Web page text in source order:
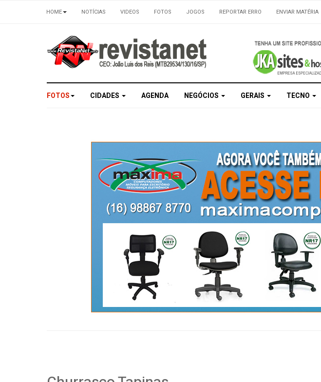
HOME NOTÍCIAS VIDEOS FOTOS JOGOS REPORTAR ERRO ENVIAR MATÉRIA
FOTOS CIDADES AGENDA NEGÓCIOS GERAIS TECNO